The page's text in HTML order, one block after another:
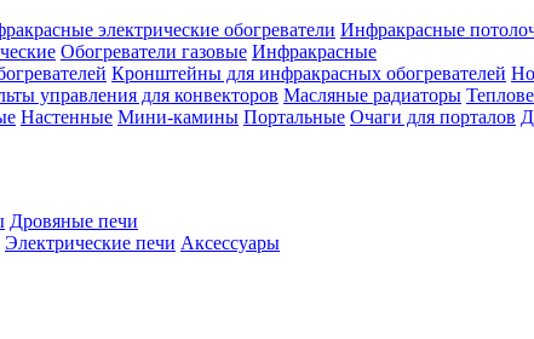
электрические обогреватели Инфракрасные
Обогреватели газовые Инфракрасные
Кронштейны для инфракрасных обогревателей
управления для конвекторов Масляные радиаторы
Настенные Мини-камины Портальные Очаги для порталов
Дровяные печи
Электрические печи Аксессуары